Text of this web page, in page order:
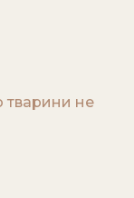
тварини не